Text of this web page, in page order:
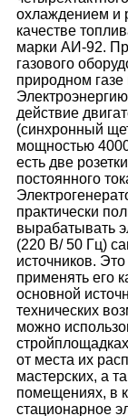
охлаждением и
качестве
марки АИ-92.
газового
природном
действие
(синхронный
мощностью
есть две
постоянного
практически
вырабатывать
(220 В/ 50 Гц)
источников.
применять его
основной
технических
можно
от места их
мастерских, а
помещениях, в
стационарное